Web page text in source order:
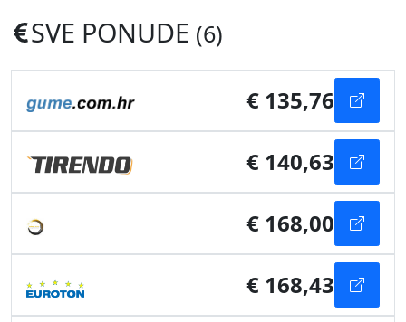
SVE PONUDE (6)
€ 135,76
€ 140,63
€ 168,00
€ 168,43